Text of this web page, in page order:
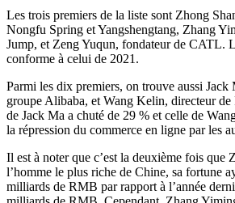
Les trois premiers de la liste sont Zhong
Nongfu Spring et Yangshengtang, Zhang
Jump, et Zeng Yuqun, fondateur de CATL.
conforme à celui de 2021.
Parmi les dix premiers, on trouve aussi Jack
groupe Alibaba, et Wang Kelin, directeur
de Jack Ma a chuté de 29 % et celle de
la répression du commerce en ligne par les
Il est à noter que c’est la deuxième fois que
l’homme le plus riche de Chine, sa fortune
milliards de RMB par rapport à l’année